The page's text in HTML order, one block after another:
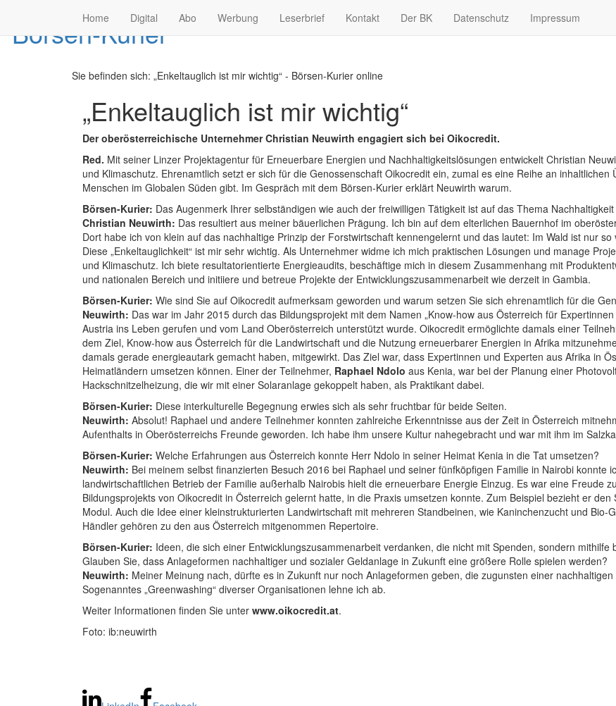
Home Digital Abo Werbung Leserbrief Kontakt Der BK Datenschutz Impressum
Sie befinden sich: „Enkeltauglich ist mir wichtig“ - Börsen-Kurier online
„Enkeltauglich ist mir wichtig“
Der oberösterreichische Unternehmer Christian Neuwirth engagiert sich bei Oikocredit.
Red. Mit seiner Linzer Projektagentur für Erneuerbare Energien und Nachhaltigkeitslösungen entwickelt Christian
und Klimaschutz. Ehrenamtlich setzt er sich für die Genossenschaft Oikocredit ein, zumal es eine Reihe an
Menschen im Globalen Süden gibt. Im Gespräch mit dem Börsen-Kurier erklärt Neuwirth warum.
Börsen-Kurier: Das Augenmerk Ihrer selbständigen wie auch der freiwilligen Tätigkeit ist auf das Thema
Christian Neuwirth: Das resultiert aus meiner bäuerlichen Prägung. Ich bin auf dem elterlichen Bauernhof im
Dort habe ich von klein auf das nachhaltige Prinzip der Forstwirtschaft kennengelernt und das lautet: Im Wald ist nur
Diese „Enkeltauglichkeit“ ist mir sehr wichtig. Als Unternehmer widme ich mich praktischen Lösungen und manage
und Klimaschutz. Ich biete resultatorientierte Energieaudits, beschäftige mich in diesem Zusammenhang mit
und nationalen Bereich und initiiere und betreue Projekte der Entwicklungszusammenarbeit wie derzeit in Gambia.
Börsen-Kurier: Wie sind Sie auf Oikocredit aufmerksam geworden und warum setzen Sie sich ehrenamtlich für die
Neuwirth: Das war im Jahr 2015 durch das Bildungsprojekt mit dem Namen „Know-how aus Österreich für
Austria ins Leben gerufen und vom Land Oberösterreich unterstützt wurde. Oikocredit ermöglichte damals einer
dem Ziel, Know-how aus Österreich für die Landwirtschaft und die Nutzung erneuerbarer Energien in Afrika
damals gerade energieautark gemacht haben, mitgewirkt. Das Ziel war, dass Expertinnen und Experten aus Afrika in
Heimatländern umsetzen können. Einer der Teilnehmer, Raphael Ndolo aus Kenia, war bei der Planung einer
Hackschnitzelheizung, die wir mit einer Solaranlage gekoppelt haben, als Praktikant dabei.
Börsen-Kurier: Diese interkulturelle Begegnung erwies sich als sehr fruchtbar für beide Seiten.
Neuwirth: Absolut! Raphael und andere Teilnehmer konnten zahlreiche Erkenntnisse aus der Zeit in Österreich
Aufenthalts in Oberösterreichs Freunde geworden. Ich habe ihm unsere Kultur nahegebracht und war mit ihm im
Börsen-Kurier: Welche Erfahrungen aus Österreich konnte Herr Ndolo in seiner Heimat Kenia in die Tat umsetzen?
Neuwirth: Bei meinem selbst finanzierten Besuch 2016 bei Raphael und seiner fünfköpfigen Familie in Nairobi konnte
landwirtschaftlichen Betrieb der Familie außerhalb Nairobis hielt die erneuerbare Energie Einzug. Es war eine Freude
Bildungsprojekts von Oikocredit in Österreich gelernt hatte, in die Praxis umsetzen konnte. Zum Beispiel bezieht er
Modul. Auch die Idee einer kleinstrukturierten Landwirtschaft mit mehreren Standbeinen, wie Kaninchenzucht und
Händler gehören zu den aus Österreich mitgenommen Repertoire.
Börsen-Kurier: Ideen, die sich einer Entwicklungszusammenarbeit verdanken, die nicht mit Spenden, sondern mithilfe
Glauben Sie, dass Anlageformen nachhaltiger und sozialer Geldanlage in Zukunft eine größere Rolle spielen werden?
Neuwirth: Meiner Meinung nach, dürfte es in Zukunft nur noch Anlageformen geben, die zugunsten einer
Sogenanntes „Greenwashing“ diverser Organisationen lehne ich ab.
Weiter Informationen finden Sie unter www.oikocredit.at.
Foto: ib:neuwirth